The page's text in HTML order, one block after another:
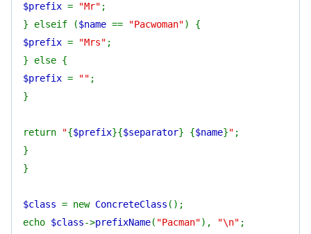
$prefix = "Mr" ;
} elseif ($name == "Pacwoman") {
$prefix = "Mrs" ;
} else {
$prefix = "" ;
}
return "{$prefix}{$separator} {$name}" ;
}
}
$class = new ConcreteClass ();
echo $class->prefixName( "Pacman"), "\n" ;